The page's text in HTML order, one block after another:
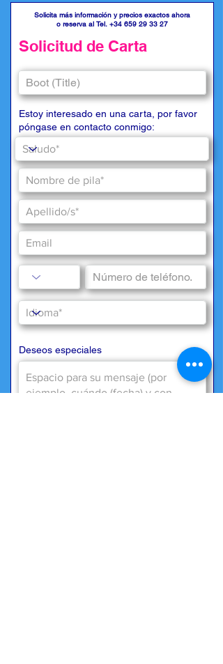
Solicita más información y precios exactos ahora
o reserva al Tel. +34 659 29 33 27
Solicitud de Carta
Estoy interesado en una carta, por favor
póngase en contacto conmigo:
Deseos especiales